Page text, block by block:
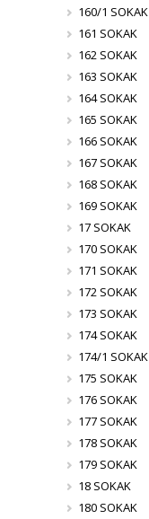
160/1 SOKAK
161 SOKAK
162 SOKAK
163 SOKAK
164 SOKAK
165 SOKAK
166 SOKAK
167 SOKAK
168 SOKAK
169 SOKAK
17 SOKAK
170 SOKAK
171 SOKAK
172 SOKAK
173 SOKAK
174 SOKAK
174/1 SOKAK
175 SOKAK
176 SOKAK
177 SOKAK
178 SOKAK
179 SOKAK
18 SOKAK
180 SOKAK